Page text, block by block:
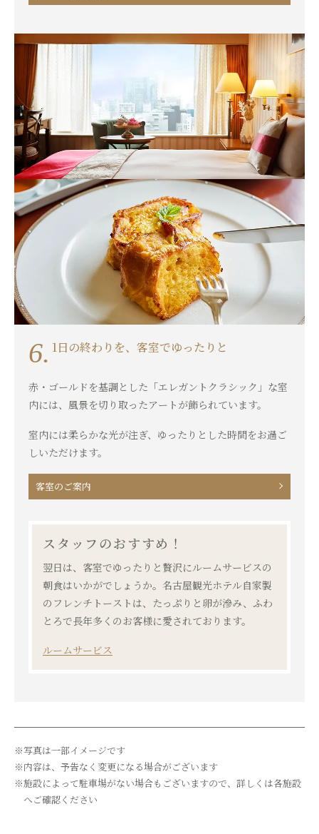
6. 1日の終わりを、客室でゆったりと
赤・ゴールドを基調とした「エレガントクラシック」な室
内には、風景を切り取ったアートが飾られています。
室内には柔らかな光が注ぎ、ゆったりとした時間をお過ご
しいただけます。
客室のご案内
スタッフのおすすめ！
翌日は、客室でゆったりと贅沢にルームサービスの
朝食はいかがでしょうか。名古屋観光ホテル自家製
のフレンチトーストは、たっぷりと卵が滲み、ふわ
とろで長年多くのお客様に愛されております。
ルームサービス
※写真は一部イメージです
※内容は、予告なく変更になる場合がございます
※施設によって駐車場がない場合もございますので、詳しくは各施設
へご確認ください